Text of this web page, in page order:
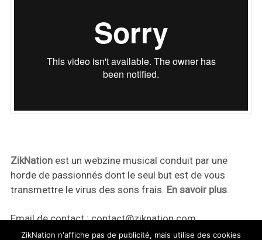
ZikNationest un webzine musical conduit par une
horde de passionnés dont le seul but est de vous
transmettre le virus des sons frais. En savoir plus.
Email de contact :contact@ziknation.com
ZikNation n'affiche pas de publicité, mais utilise des cookies